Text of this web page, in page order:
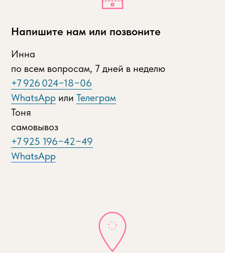
Напишите нам или позвоните
Инна
по всем вопросам, 7 дней в неделю
+7 926 024−18−06
WhatsApp илиТелеграм
Тоня
самовывоз
+7 925 196−42−49
WhatsApp